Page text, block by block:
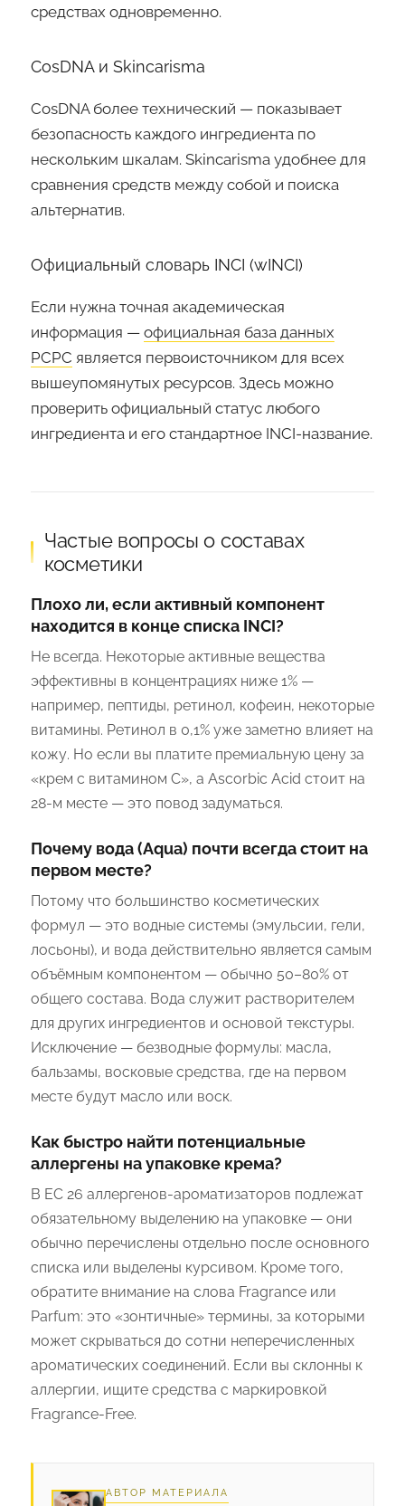
средствах одновременно.
CosDNA и Skincarisma
CosDNA более технический — показывает
безопасность каждого ингредиента по
нескольким шкалам. Skincarisma удобнее для
сравнения средств между собой и поиска
альтернатив.
Официальный словарь INCI (wINCI)
Если нужна точная академическая
информация — официальная база данных
PCPC является первоисточником для всех
вышеупомянутых ресурсов. Здесь можно
проверить официальный статус любого
ингредиента и его стандартное INCI-название.
Частые вопросы о составах
косметики
Плохо ли, если активный компонент
находится в конце списка INCI?
Не всегда. Некоторые активные вещества
эффективны в концентрациях ниже 1% —
например, пептиды, ретинол, кофеин, некоторые
витамины. Ретинол в 0,1% уже заметно влияет на
кожу. Но если вы платите премиальную цену за
«крем с витамином С», а Ascorbic Acid стоит на
28-м месте — это повод задуматься.
Почему вода (Aqua) почти всегда стоит на
первом месте?
Потому что большинство косметических
формул — это водные системы (эмульсии, гели,
лосьоны), и вода действительно является самым
объёмным компонентом — обычно 50–80% от
общего состава. Вода служит растворителем
для других ингредиентов и основой текстуры.
Исключение — безводные формулы: масла,
бальзамы, восковые средства, где на первом
месте будут масло или воск.
Как быстро найти потенциальные
аллергены на упаковке крема?
В ЕС 26 аллергенов-ароматизаторов подлежат
обязательному выделению на упаковке — они
обычно перечислены отдельно после основного
списка или выделены курсивом. Кроме того,
обратите внимание на слова Fragrance или
Parfum: это «зонтичные» термины, за которыми
может скрываться до сотни неперечисленных
ароматических соединений. Если вы склонны к
аллергии, ищите средства с маркировкой
Fragrance-Free.
АВТОР МАТЕРИАЛА